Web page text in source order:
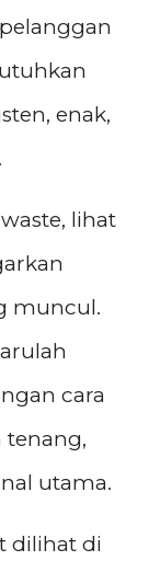
enak,
lihat
muncul.
cara
tenang,
utama.
dilihat di